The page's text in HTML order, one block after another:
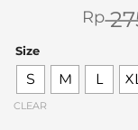
Rp
Size
S M L
CLEAR